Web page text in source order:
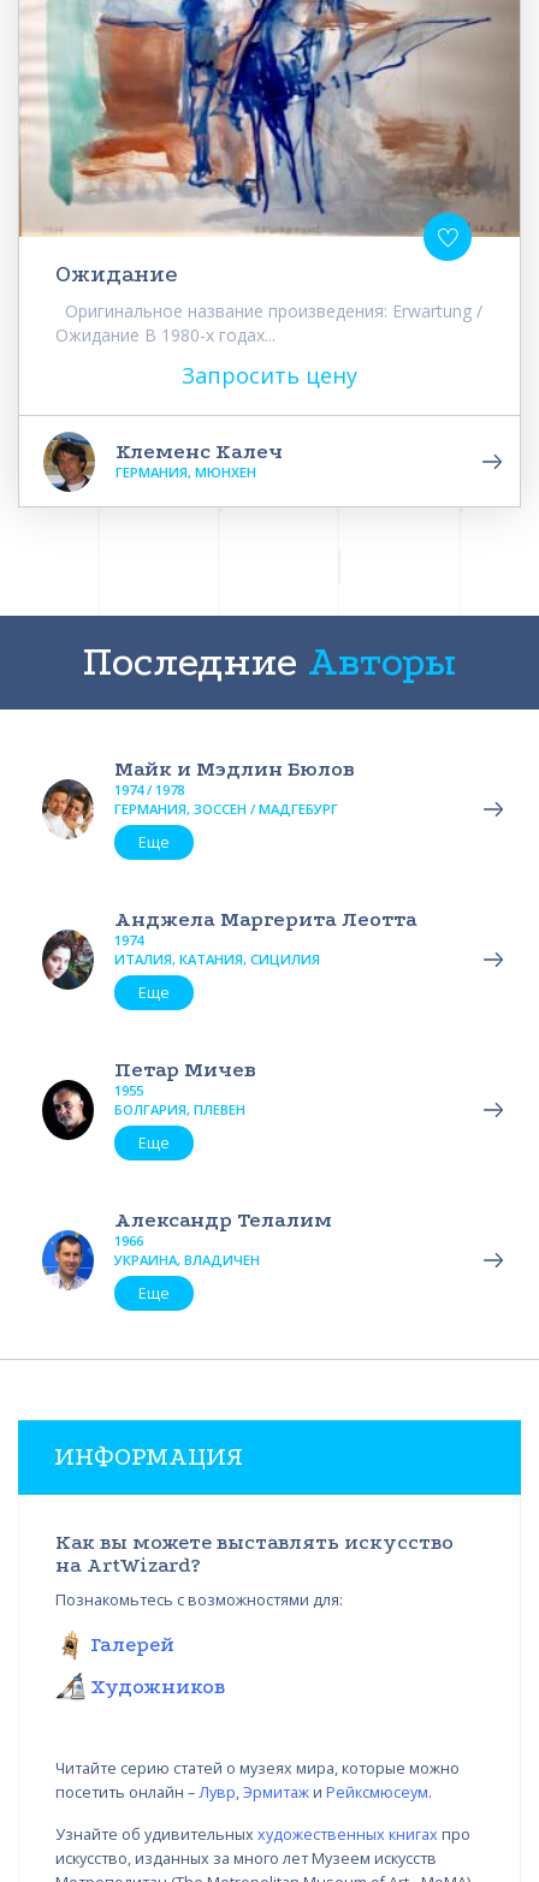
Ожидание
Оригинальное название произведения: Erwartung /
Ожидание В 1980-х годах...
Запросить цену
Клеменс Калеч
ГЕРМАНИЯ, МЮНХЕН
Последние Авторы
Майк и Мэдлин Бюлов
1974 / 1978
ГЕРМАНИЯ, ЗОССЕН / МАДГЕБУРГ
Еще
Анджела Маргерита Леотта
1974
ИТАЛИЯ, КАТАНИЯ, СИЦИЛИЯ
Еще
Петар Мичев
1955
БОЛГАРИЯ, ПЛЕВЕН
Еще
Александр Телалим
1966
УКРАИНА, ВЛАДИЧЕН
Еще
ИНФОРМАЦИЯ
Как вы можете выставлять искусство
на ArtWizard?
Познакомьтесь с возможностями для:
Галерей
Художников
Читайте серию статей о музеях мира, которые можно
посетить онлайн –Лувр,Эрмитажи Рейксмюсеум.
Узнайте об удивительных художественных книгах про
искусство, изданных за много лет Музеем искусств